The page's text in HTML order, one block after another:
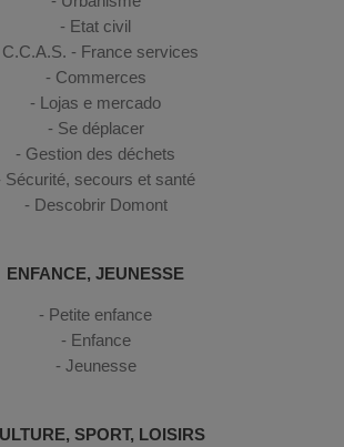
Etat civil
C.C.A.S. - France services
Commerces
Lojas e mercado
Se déplacer
Gestion des déchets
Sécurité, secours et santé
Descobrir Domont
ENFANCE, JEUNESSE
Petite enfance
Enfance
Jeunesse
SPORT, LOISIRS